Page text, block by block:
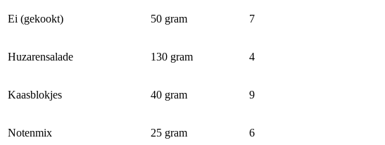
Ei (gekookt) 50 gram 7
Huzarensalade 130 gram 4
Kaasblokjes 40 gram 9
Notenmix 25 gram 6